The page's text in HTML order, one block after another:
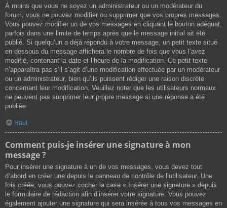
À moins que vous ne soyez un administrateur ou un modérateur du
forum, vous ne pouvez modifier ou supprimer que vos propres messages.
Vous pouvez modifier un de vos messages en cliquant le bouton adéquat,
parfois dans une limite de temps après que le message initial ait été
publié. Si quelqu’un a déjà répondu à votre message, un petit texte situé
en dessous du message affichera le nombre de fois que vous l’avez
modifié, contenant la date et l’heure de la modification. Ce petit texte
n’apparaîtra pas s’il s’agit d’une modification effectuée par un modérateur
ou un administrateur, bien qu’ils puissent rédiger une raison discrète
concernant leur modification. Veuillez noter que les utilisateurs normaux
ne peuvent pas supprimer leur propre message si une réponse a été
publiée.
Haut
Comment puis-je insérer une signature à mon
message ?
Pour insérer une signature à un de vos messages, vous devez tout
d’abord en créer une depuis le panneau de contrôle de l’utilisateur. Une
fois créée, vous pouvez cocher la case « Insérer une signature » depuis
le formulaire de rédaction afin d’insérer votre signature. Vous pouvez
également ajouter une signature qui sera insérée à tous vos messages en